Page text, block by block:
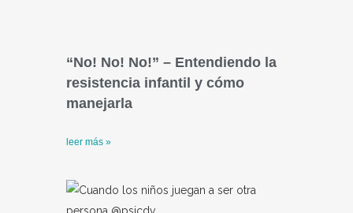
“No! No! No!” – Entendiendo la
resistencia infantil y cómo
manejarla
leer más »